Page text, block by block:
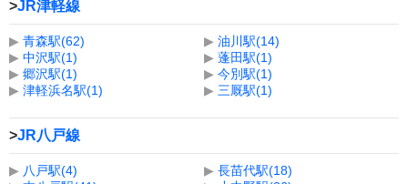
>JR津軽線
▶ 青森駅(62) ▶ 油川駅(14)
▶ 中沢駅(1) ▶ 蓬田駅(1)
▶ 郷沢駅(1) ▶ 今別駅(1)
▶ 津軽浜名駅(1) ▶ 三厩駅(1)
>JR八戸線
▶ 八戸駅(4) ▶ 長苗代駅(18)